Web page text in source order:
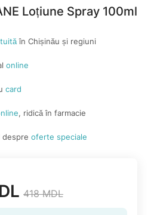
Loțiune Spray 100ml
în Chișinău și regiuni
online
card
, ridică în farmacie
despre oferte speciale
418 MDL